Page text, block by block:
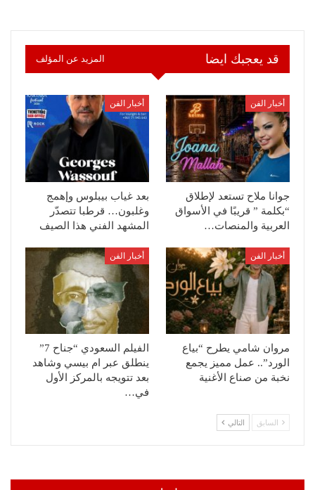
قد يعجبك ايضا المزيد عن المؤلف
أخبار الفن
جوانا ملاح تستعد لإطلاق
“بكلمة ” قريبًا في الأسواق
العربية والمنصات…
أخبار الفن
بعد غياب بيبلوس وإهمج
وغلبون… قرطبا تتصدّر
المشهد الفني هذا الصيف
أخبار الفن
مروان شامي يطرح “بياع
الورد”.. عمل مميز يجمع
نخبة من صناع الأغنية
أخبار الفن
الفيلم السعودي “جناح 7”
ينطلق عبر ام بيسي وشاهد
بعد تتويجه بالمركز الأول
في…
السابق التالي